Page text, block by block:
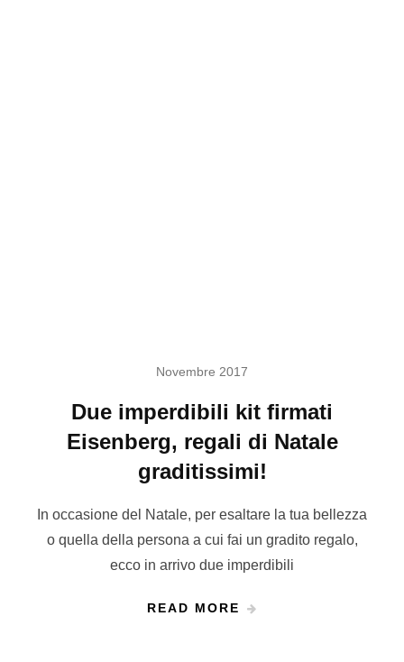
Novembre 2017
Due imperdibili kit firmati
Eisenberg, regali di Natale
graditissimi!
In occasione del Natale, per esaltare la tua bellezza
o quella della persona a cui fai un gradito regalo,
ecco in arrivo due imperdibili
READ MORE